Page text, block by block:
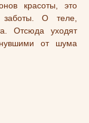
красоты, это
заботы. О теле,
Отсюда уходят
от шума